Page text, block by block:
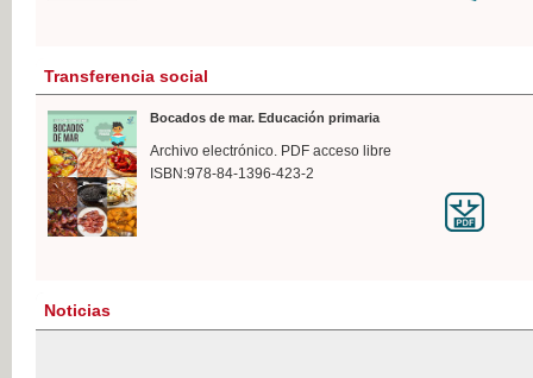
Transferencia social
Bocados de mar. Educación primaria
Archivo electrónico. PDF acceso libre
ISBN:978-84-1396-423-2
Noticias